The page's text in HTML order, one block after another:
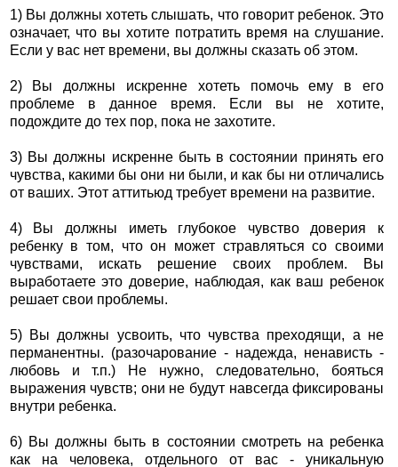
1) Вы должны хотеть слышать, что говорит ребенок. Это
означает, что вы хотите потратить время на слушание.
Если у вас нет времени, вы должны сказать об этом.
2) Вы должны искренне хотеть помочь ему в его
проблеме в данное время. Если вы не хотите,
подождите до тех пор, пока не захотите.
3) Вы должны искренне быть в состоянии принять его
чувства, какими бы они ни были, и как бы ни отличались
от ваших. Этот аттитьюд требует времени на развитие.
4) Вы должны иметь глубокое чувство доверия к
ребенку в том, что он может стравляться со своими
чувствами, искать решение своих проблем. Вы
выработаете это доверие, наблюдая, как ваш ребенок
решает свои проблемы.
5) Вы должны усвоить, что чувства преходящи, а не
перманентны. (разочарование - надежда, ненависть -
любовь и т.п.) Не нужно, следовательно, бояться
выражения чувств; они не будут навсегда фиксированы
внутри ребенка.
6) Вы должны быть в состоянии смотреть на ребенка
как на человека, отдельного от вас - уникальную